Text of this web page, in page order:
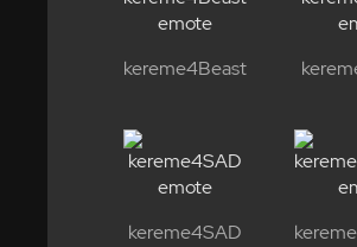
kereme4Beast
kereme4SAD